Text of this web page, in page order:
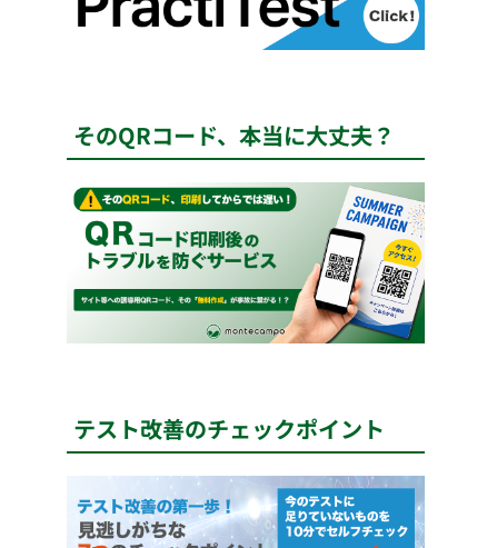
そのQRコード、本当に大丈夫？
テスト改善のチェックポイント